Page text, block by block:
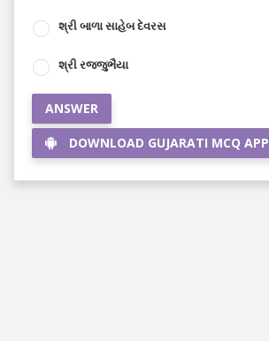
શ્રી બાળા સાહેબ દેવરસ
શ્રી રજ્જુભૈયા
ANSWER
DOWNLOAD GUJARATI MCQ APP